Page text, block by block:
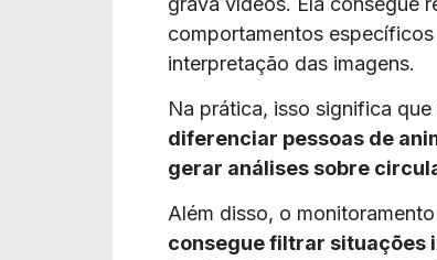
comportamentos
interpretação das imagens.
Na prática, isso significa
diferenciar pessoas de
gerar análises sobre
Além disso, o
consegue filtrar situações